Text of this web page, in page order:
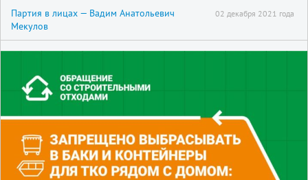
Партия в лицах — Вадим Анатольевич
Мекулов
02 декабря 2021 года